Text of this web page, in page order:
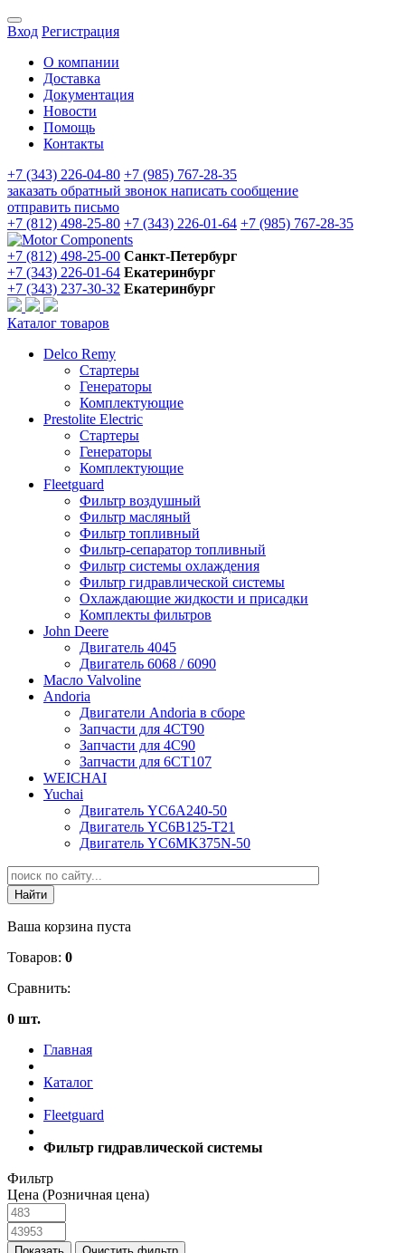
Вход Регистрация
О компании
Доставка
Документация
Новости
Помощь
Контакты
+7 (343) 226-04-80 +7 (985) 767-28-35
заказать обратный звонок написать сообщение
отправить письмо
+7 (812) 498-25-80 +7 (343) 226-01-64 +7 (985) 767-28-35
+7 (812) 498-25-00 Санкт-Петербург
+7 (343) 226-01-64 Екатеринбург
+7 (343) 237-30-32 Екатеринбург
Каталог товаров
Delco Remy
Стартеры
Генераторы
Комплектующие
Prestolite Electric
Стартеры
Генераторы
Комплектующие
Fleetguard
Фильтр воздушный
Фильтр масляный
Фильтр топливный
Фильтр-сепаратор топливный
Фильтр системы охлаждения
Фильтр гидравлической системы
Охлаждающие жидкости и присадки
Комплекты фильтров
John Deere
Двигатель 4045
Двигатель 6068 / 6090
Масло Valvoline
Andoria
Двигатели Andoria в сборе
Запчасти для 4CT90
Запчасти для 4С90
Запчасти для 6CT107
WEICHAI
Yuchai
Двигатель YC6A240-50
Двигатель YC6B125-T21
Двигатель YC6MK375N-50
Ваша корзина пуста
Товаров: 0
Сравнить:
0 шт.
Главная
Каталог
Fleetguard
Фильтр гидравлической системы
Фильтр
Цена (Розничная цена)